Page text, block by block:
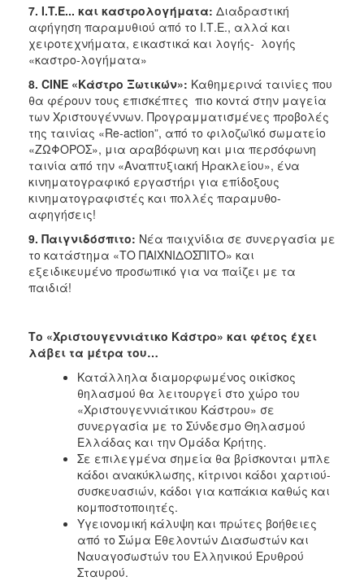
7. I.T.E... και καστρολογήματα: Διαδραστική
αφήγηση παραμυθιού από το Ι.Τ.Ε., αλλά και
χειροτεχνήματα, εικαστικά και λογής- λογής
«καστρο-λογήματα»
8. CINE «Κάστρο Ξωτικών»: Καθημερινά ταινίες που
θα φέρουν τους επισκέπτες πιο κοντά στην μαγεία
των Χριστουγέννων. Προγραμματισμένες προβολές
της ταινίας «Re-action”, από το φιλοζωϊκό σωματείο
«ΖΩΦΟΡΟΣ», μια αραβόφωνη και μια περσόφωνη
ταινία από την «Αναπτυξιακή Ηρακλείου», ένα
κινηματογραφικό εργαστήρι για επίδοξους
κινηματογραφιστές και πολλές παραμυθο-
αφηγήσεις!
9. Παιγνιδόσπιτο: Nέα παιχνίδια σε συνεργασία με
το κατάστημα «ΤΟ ΠΑΙΧΝΙΔΟΣΠΙΤΟ» και
εξειδικευμένο προσωπικό για να παίζει με τα
παιδιά!
Το «Χριστουγεννιάτικο Κάστρο» και φέτος έχει
λάβει τα μέτρα του…
Κατάλληλα διαμορφωμένος οικίσκος
θηλασμού θα λειτουργεί στο χώρο του
«Χριστουγεννιάτικου Κάστρου» σε
συνεργασία με το Σύνδεσμο Θηλασμού
Ελλάδας και την Ομάδα Κρήτης.
Σε επιλεγμένα σημεία θα βρίσκονται μπλε
κάδοι ανακύκλωσης, κίτρινοι κάδοι χαρτιού-
συσκευασιών, κάδοι για καπάκια καθώς και
κομποστοποιητές.
Υγειονομική κάλυψη και πρώτες βοήθειες
από το Σώμα Εθελοντών Διασωστών και
Ναυαγοσωστών του Ελληνικού Ερυθρού
Σταυρού.